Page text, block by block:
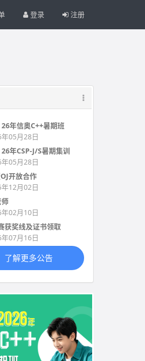
登录 注册
年信奥C++暑期班
05月28日
年CSP-J/S暑期集训
05月28日
开放合作
12月02日
02月10日
获奖线及证书领取
07月16日
了解更多公告